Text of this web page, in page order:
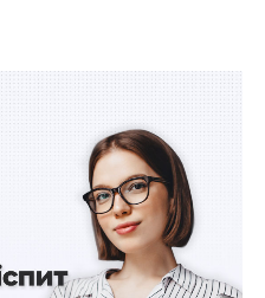
земельну
ділянку в
одному з елітних
передмість
карти, він
Звернувся до
в 2008 році видали
землі. На підставі